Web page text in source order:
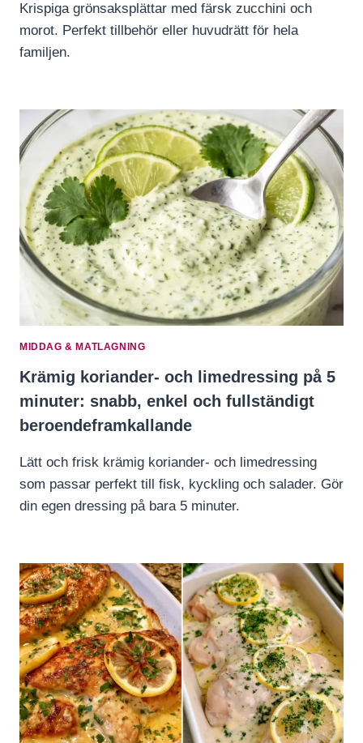
Krispiga grönsaksplättar med färsk zucchini och
morot. Perfekt tillbehör eller huvudrätt för hela
familjen.
MIDDAG & MATLAGNING
Krämig koriander- och limedressing på 5
minuter: snabb, enkel och fullständigt
beroendeframkallande
Lätt och frisk krämig koriander- och limedressing
som passar perfekt till fisk, kyckling och salader. Gör
din egen dressing på bara 5 minuter.